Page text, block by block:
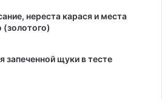
нереста карася и места
(золотого)
запеченной щуки в тесте